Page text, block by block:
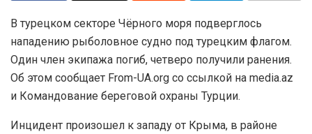
В турецком секторе Чёрного моря подверглось
нападению рыболовное судно под турецким флагом.
Один член экипажа погиб, четверо получили ранения.
Об этом сообщает From-UA.org со ссылкой на media.az
и Командование береговой охраны Турции.
Инцидент произошел к западу от Крыма, в районе